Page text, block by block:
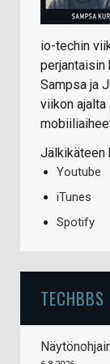
io-techin
perjantaisin
Sampsa ja
viikon
Jälkikäteen
Youtube
iTunes
Spotify